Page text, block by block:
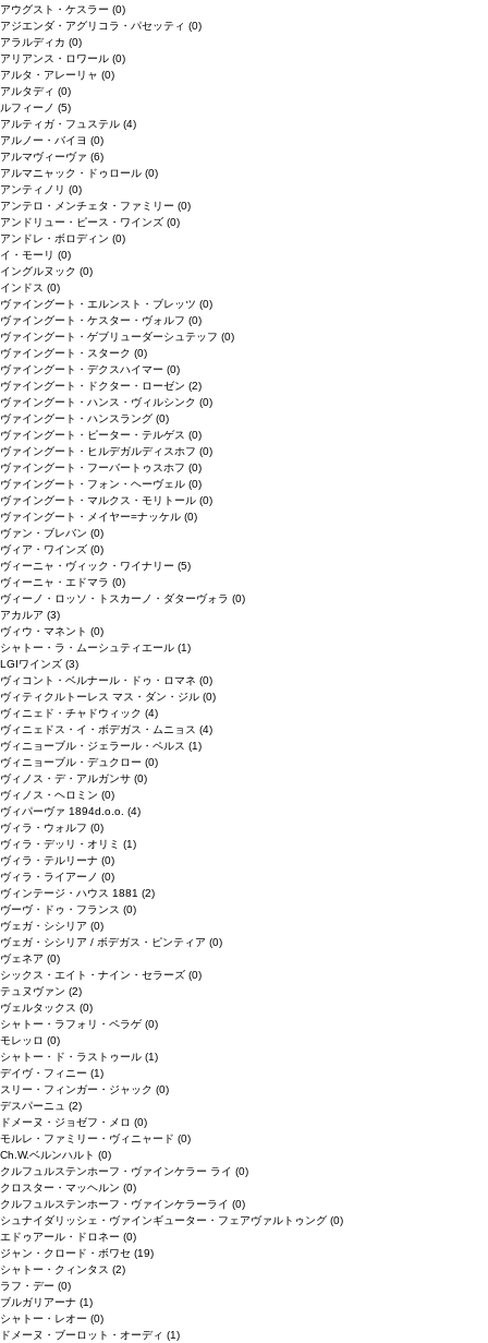
アウグスト・ケスラー (0)
アジエンダ・アグリコラ・パセッティ (0)
アラルディカ (0)
アリアンス・ロワール (0)
アルタ・アレーリャ (0)
アルタディ (0)
ルフィーノ (5)
アルティガ・フュステル (4)
アルノー・バイヨ (0)
アルマヴィーヴァ (6)
アルマニャック・ドゥロール (0)
アンティノリ (0)
アンテロ・メンチェタ・ファミリー (0)
アンドリュー・ピース・ワインズ (0)
アンドレ・ボロディン (0)
イ・モーリ (0)
イングルヌック (0)
インドス (0)
ヴァイングート・エルンスト・ブレッツ (0)
ヴァイングート・ケスター・ヴォルフ (0)
ヴァイングート・ゲブリューダーシュテッフ (0)
ヴァイングート・スターク (0)
ヴァイングート・デクスハイマー (0)
ヴァイングート・ドクター・ローゼン (2)
ヴァイングート・ハンス・ヴィルシンク (0)
ヴァイングート・ハンスラング (0)
ヴァイングート・ピーター・テルゲス (0)
ヴァイングート・ヒルデガルディスホフ (0)
ヴァイングート・フーバートゥスホフ (0)
ヴァイングート・フォン・ヘーヴェル (0)
ヴァイングート・マルクス・モリトール (0)
ヴァイングート・メイヤー=ナッケル (0)
ヴァン・ブレバン (0)
ヴィア・ワインズ (0)
ヴィーニャ・ヴィック・ワイナリー (5)
ヴィーニャ・エドマラ (0)
ヴィーノ・ロッソ・トスカーノ・ダターヴォラ (0)
アカルア (3)
ヴィウ・マネント (0)
シャトー・ラ・ムーシュティエール (1)
LGIワインズ (3)
ヴィコント・ベルナール・ドゥ・ロマネ (0)
ヴィティクルトーレス マス・ダン・ジル (0)
ヴィニェド・チャドウィック (4)
ヴィニェドス・イ・ボデガス・ムニョス (4)
ヴィニョーブル・ジェラール・ペルス (1)
ヴィニョーブル・デュクロー (0)
ヴィノス・デ・アルガンサ (0)
ヴィノス・ヘロミン (0)
ヴィパーヴァ 1894d.o.o. (4)
ヴィラ・ウォルフ (0)
ヴィラ・デッリ・オリミ (1)
ヴィラ・テルリーナ (0)
ヴィラ・ライアーノ (0)
ヴィンテージ・ハウス 1881 (2)
ヴーヴ・ドゥ・フランス (0)
ヴェガ・シシリア (0)
ヴェガ・シシリア / ボデガス・ピンティア (0)
ヴェネア (0)
シックス・エイト・ナイン・セラーズ (0)
テュヌヴァン (2)
ヴェルタックス (0)
シャトー・ラフォリ・ペラゲ (0)
モレッロ (0)
シャトー・ド・ラストゥール (1)
デイヴ・フィニー (1)
スリー・フィンガー・ジャック (0)
デスパーニュ (2)
ドメーヌ・ジョゼフ・メロ (0)
モルレ・ファミリー・ヴィニャード (0)
Ch.W.ベルンハルト (0)
クルフュルステンホーフ・ヴァインケラー ライ (0)
クロスター・マッヘルン (0)
クルフュルステンホーフ・ヴァインケラーライ (0)
シュナイダリッシェ・ヴァインギューター・フェアヴァルトゥング (0)
エドゥアール・ドロネー (0)
ジャン・クロード・ボワセ (19)
シャトー・クィンタス (2)
ラフ・デー (0)
ブルガリアーナ (1)
シャトー・レオー (0)
ドメーヌ・ブーロット・オーディ (1)